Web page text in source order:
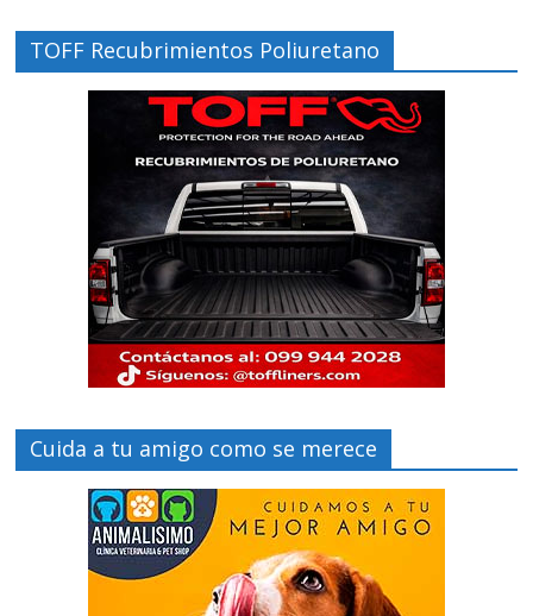
TOFF Recubrimientos Poliuretano
Cuida a tu amigo como se merece